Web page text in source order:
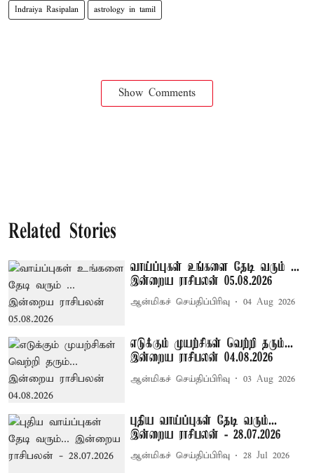
Indraiya Rasipalan astrology in tamil
Show Comments
Related Stories
வாய்ப்புகள் உங்களை தேடி வரும் ...
இன்றைய ராசிபலன் 05.08.2026
ஆன்மிகச் செய்திப்பிரிவு 04 Aug 2026
எடுக்கும் முயற்சிகள் வெற்றி தரும்...
இன்றைய ராசிபலன் 04.08.2026
ஆன்மிகச் செய்திப்பிரிவு 03 Aug 2026
புதிய வாய்ப்புகள் தேடி வரும்...
இன்றைய ராசிபலன் - 28.07.2026
ஆன்மிகச் செய்திப்பிரிவு 28 Jul 2026